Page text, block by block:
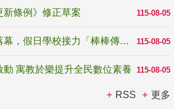
115-08-05
新條例》修正草案
115-08-05
學校藝術嘉年華圓滿落幕，假日學校接力「棒棒傳美感」
115-08-05
動 寓教於樂提升全民數位素養
RSS 更多